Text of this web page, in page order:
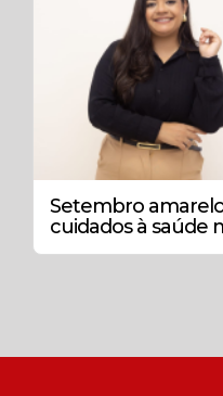
Setembro
cuidados à saúde